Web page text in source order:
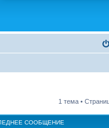
1 тема •
СООБЩЕНИЕ